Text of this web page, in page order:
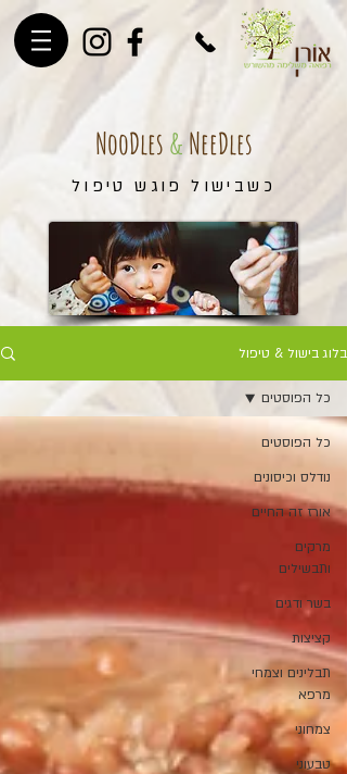
NooDles &NeeDles
כשבישול פוגש טיפול
בלוג בישול & טיפול
כל הפוסטים
נודלס וכיסונים
אורז זה החיים
מרקים
ותבשילים
בשר ודגים
קציצות
תבלינים וצמחי
מרפא
צמחוני
טבעוני
כל הפוסטים